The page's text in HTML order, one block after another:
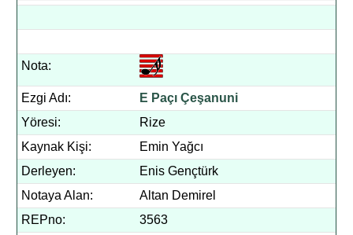
Nota:
Ezgi Adı:
E Paçı Çeşanuni
Yöresi:
Rize
Kaynak Kişi:
Emin Yağcı
Derleyen:
Enis Gençtürk
Notaya Alan:
Altan Demirel
REPno:
3563